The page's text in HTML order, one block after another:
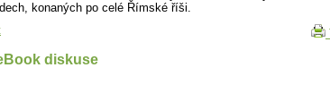
konaných po celé Římské říši.
diskuse